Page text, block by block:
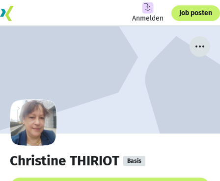
Anmelden
Job posten
Christine THIRIOT Basis